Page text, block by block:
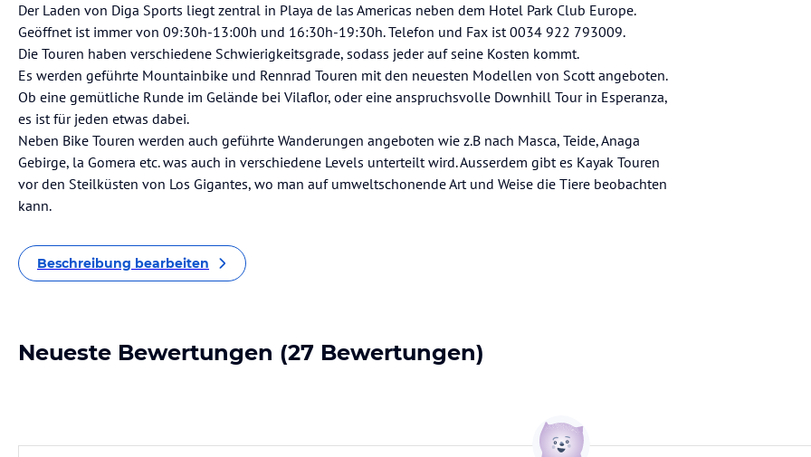
Der Laden von Diga Sports liegt zentral in Playa de las Americas neben dem Hotel Park Club Europe.
Geöffnet ist immer von 09:30h-13:00h und 16:30h-19:30h. Telefon und Fax ist 0034 922 793009.
Die Touren haben verschiedene Schwierigkeitsgrade, sodass jeder auf seine Kosten kommt.
Es werden geführte Mountainbike und Rennrad Touren mit den neuesten Modellen von Scott angeboten.
Ob eine gemütliche Runde im Gelände bei Vilaflor, oder eine anspruchsvolle Downhill Tour in Esperanza,
es ist für jeden etwas dabei.
Neben Bike Touren werden auch geführte Wanderungen angeboten wie z.B nach Masca, Teide, Anaga
Gebirge, la Gomera etc. was auch in verschiedene Levels unterteilt wird. Ausserdem gibt es Kayak Touren
vor den Steilküsten von Los Gigantes, wo man auf umweltschonende Art und Weise die Tiere beobachten
kann.
Beschreibung bearbeiten
Neueste Bewertungen (27 Bewertungen)